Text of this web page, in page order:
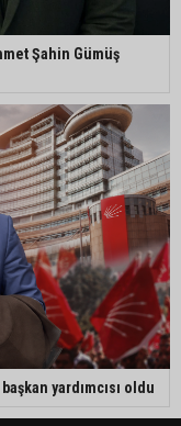
Şahin Gümüş
yardımcısı oldu